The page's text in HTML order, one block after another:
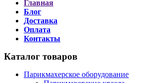
Главная
Блог
Доставка
Оплата
Контакты
Каталог товаров
Парикмахерское оборудование